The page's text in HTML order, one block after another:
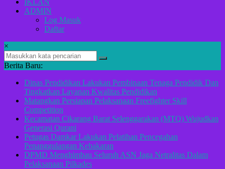
IKLAN
ADMIN
Log Masuk
Daftar
×
Berita Baru:
Dinas Pendidikan Lakukan Pembinaan Tenaga Pendidik Dan
Tingkatkan Layanan Kwalitas Pendidikan
Matangkan Persiapan Pelaksanaan Freefighter Skill
Competition
Kecamatan Cikarang Barat Selenggarakan (MTQ) Wujudkan
Generasi Qurani
Petugas Damkar Lakukan Pelatihan Pencegahan
Penanggulangan Kebakaran
DPMD Menghimbau Seluruh ASN Jaga Netralitas Dalam
Pelaksanaan Pilkades